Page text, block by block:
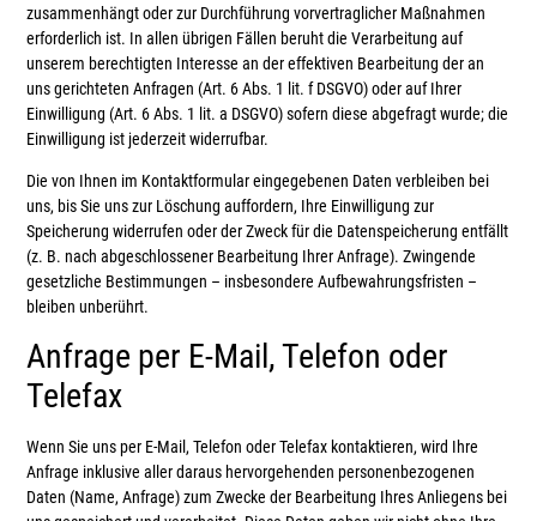
zusammenhängt oder zur Durchführung vorvertraglicher Maßnahmen
erforderlich ist. In allen übrigen Fällen beruht die Verarbeitung auf
unserem berechtigten Interesse an der effektiven Bearbeitung der an
uns gerichteten Anfragen (Art. 6 Abs. 1 lit. f DSGVO) oder auf Ihrer
Einwilligung (Art. 6 Abs. 1 lit. a DSGVO) sofern diese abgefragt wurde; die
Einwilligung ist jederzeit widerrufbar.
Die von Ihnen im Kontaktformular eingegebenen Daten verbleiben bei
uns, bis Sie uns zur Löschung auffordern, Ihre Einwilligung zur
Speicherung widerrufen oder der Zweck für die Datenspeicherung entfällt
(z. B. nach abgeschlossener Bearbeitung Ihrer Anfrage). Zwingende
gesetzliche Bestimmungen – insbesondere Aufbewahrungsfristen –
bleiben unberührt.
Anfrage per E-Mail, Telefon oder
Telefax
Wenn Sie uns per E-Mail, Telefon oder Telefax kontaktieren, wird Ihre
Anfrage inklusive aller daraus hervorgehenden personenbezogenen
Daten (Name, Anfrage) zum Zwecke der Bearbeitung Ihres Anliegens bei